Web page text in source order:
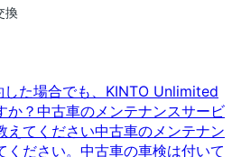
換
た場合でも、KINTO Unlimited
か？中古車のメンテナンスサービ
えてください中古車のメンテナン
ださい。 中古車の車検は付いて